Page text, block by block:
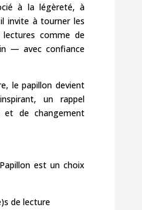
à la légèreté, à
il invite à tourner les
comme de
— avec confiance
le papillon devient
un rappel
de changement
est un choix
de lecture